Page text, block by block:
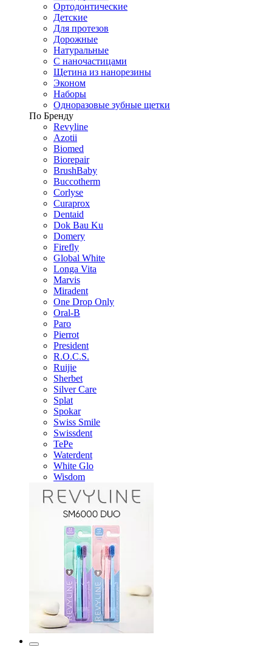
Ортодонтические
Детские
Для протезов
Дорожные
Натуральные
С наночастицами
Щетина из нанорезины
Эконом
Наборы
Одноразовые зубные щетки
По Бренду
Revyline
Azotii
Biomed
Biorepair
BrushBaby
Buccotherm
Corlyse
Curaprox
Dentaid
Dok Bau Ku
Domery
Firefly
Global White
Longa Vita
Marvis
Miradent
One Drop Only
Oral-B
Paro
Pierrot
President
R.O.C.S.
Ruijie
Sherbet
Silver Care
Splat
Spokar
Swiss Smile
Swissdent
TePe
Waterdent
White Glo
Wisdom